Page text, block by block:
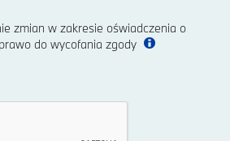
zmian w zakresie oświadczenia o
do wycofania zgody